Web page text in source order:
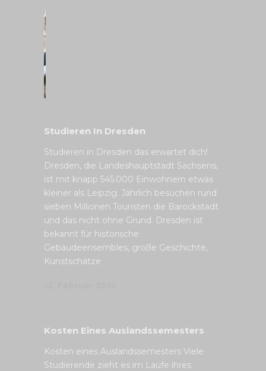
Studieren In Dresden
Studieren in Dresden das erwartet dich!
Dresden, die Landeshauptstadt Sachsens,
ist mit knapp 545.000 Einwohnern etwas
kleiner als Leipzig. Jährlich besuchen rund
sieben Millionen Touristen die Barockstadt
und das nicht ohne Grund. Dresden ist
bekannt für historische
Gebäudeensembles, große Geschichte,
Kunstschätze
Kosten Eines Auslandssemesters
Kosten eines Auslandssemesters Viele
Studierende zieht es im Laufe ihres